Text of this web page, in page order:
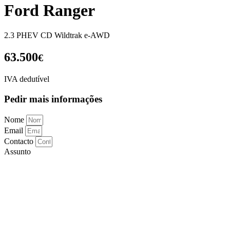
Ford Ranger
2.3 PHEV CD Wildtrak e-AWD
63.500€
IVA dedutível
Pedir mais informações
Nome
Email
Contacto
Assunto